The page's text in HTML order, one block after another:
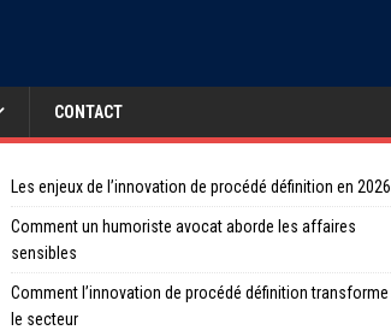
CONTACT
Les enjeux de l’innovation de procédé définition en 2026
Comment un humoriste avocat aborde les affaires
sensibles
Comment l’innovation de procédé définition transforme
le secteur